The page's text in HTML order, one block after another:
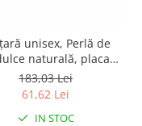
unisex, Perlă de
naturală, placată
18k, Feng Shui, Silje
4703, reglabilă
183,03 Lei
61,62 Lei
IN STOC